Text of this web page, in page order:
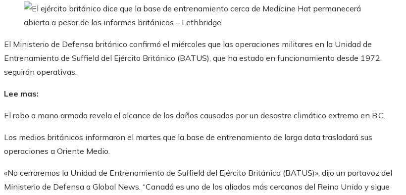
El Ministerio de Defensa británico confirmó el miércoles que las operaciones militares en la Unidad de
Entrenamiento de Suffield del Ejército Británico (BATUS), que ha estado en funcionamiento desde 1972,
seguirán operativas.
Lee mas:
El robo a mano armada revela el alcance de los daños causados ​​por un desastre climático extremo en B.C.
Los medios británicos informaron el martes que la base de entrenamiento de larga data trasladará sus
operaciones a Oriente Medio.
«No cerraremos la Unidad de Entrenamiento de Suffield del Ejército Británico (BATUS)», dijo un portavoz del
Ministerio de Defensa a Global News. “Canadá es uno de los aliados más cercanos del Reino Unido y sigue